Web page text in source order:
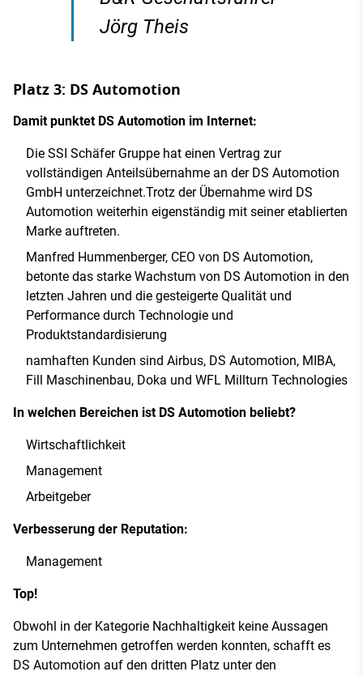
Jörg Theis
Platz 3: DS Automotion
Damit punktet DS Automotion im Internet:
Die SSI Schäfer Gruppe hat einen Vertrag zur
vollständigen Anteilsübernahme an der DS Automotion
GmbH unterzeichnet.Trotz der Übernahme wird DS
Automotion weiterhin eigenständig mit seiner etablierten
Marke auftreten.
Manfred Hummenberger, CEO von DS Automotion,
betonte das starke Wachstum von DS Automotion in den
letzten Jahren und die gesteigerte Qualität und
Performance durch Technologie und
Produktstandardisierung
namhaften Kunden sind Airbus, DS Automotion, MIBA,
Fill Maschinenbau, Doka und WFL Millturn Technologies
In welchen Bereichen ist DS Automotion beliebt?
Wirtschaftlichkeit
Management
Arbeitgeber
Verbesserung der Reputation:
Management
Top!
Obwohl in der Kategorie Nachhaltigkeit keine Aussagen
zum Unternehmen getroffen werden konnten, schafft es
DS Automotion auf den dritten Platz unter den